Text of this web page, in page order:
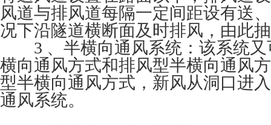
风道与排风道每隔一定间距设有送
况下沿隧道横断面及时排风，由此
3 、半横向通风系统：该系统又
横向通风方式和排风型半横向通风
型半横向通风方式，新风从洞口进
通风系统。